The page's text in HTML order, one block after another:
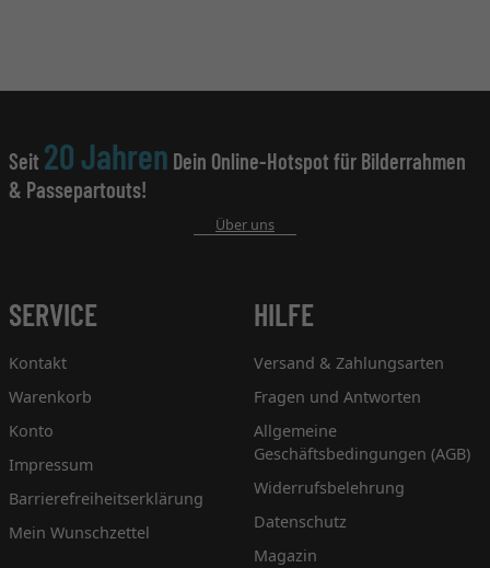
Seit 20 Jahren Dein Online-Hotspot für Bilderrahmen
& Passepartouts!
Über uns
SERVICE
Kontakt
Warenkorb
Konto
Impressum
Barrierefreiheitserklärung
Mein Wunschzettel
HILFE
Versand & Zahlungsarten
Fragen und Antworten
Allgemeine
Geschäftsbedingungen (AGB)
Widerrufsbelehrung
Datenschutz
Magazin